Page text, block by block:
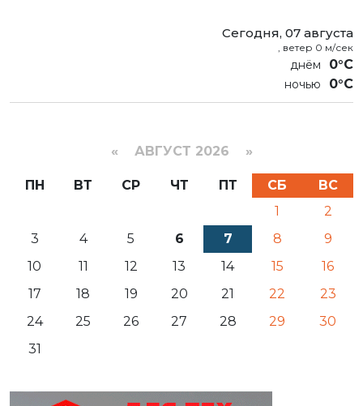
Сегодня, 07 августа
, ветер 0 м/сек
0°C
0°C
« АВГУСТ 2026 »
ПН ВТ СР ЧТ ПТ СБ
ВС
1
2
3
4 5 6 7 8
9
10
11 12 13 14 15
16
17
18 19 20 21 22
23
24
25 26 27 28 29
30
31